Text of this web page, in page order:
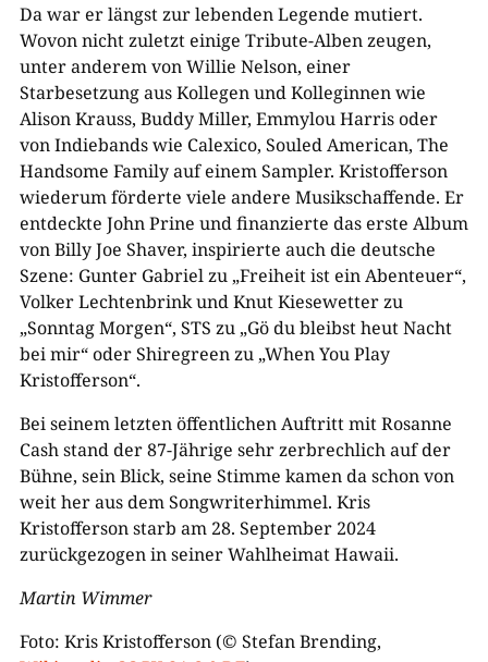
Da war er längst zur lebenden Legende mutiert.
Wovon nicht zuletzt einige Tribute-Alben zeugen,
unter anderem von Willie Nelson, einer
Starbesetzung aus Kollegen und Kolleginnen wie
Alison Krauss, Buddy Miller, Emmylou Harris oder
von Indiebands wie Calexico, Souled American, The
Handsome Family auf einem Sampler. Kristofferson
wiederum förderte viele andere Musikschaffende. Er
entdeckte John Prine und finanzierte das erste Album
von Billy Joe Shaver, inspirierte auch die deutsche
Szene: Gunter Gabriel zu „Freiheit ist ein Abenteuer“,
Volker Lechtenbrink und Knut Kiesewetter zu
„Sonntag Morgen“, STS zu „Gö du bleibst heut Nacht
bei mir“ oder Shiregreen zu „When You Play
Kristofferson“.
Bei seinem letzten öffentlichen Auftritt mit Rosanne
Cash stand der 87-Jährige sehr zerbrechlich auf der
Bühne, sein Blick, seine Stimme kamen da schon von
weit her aus dem Songwriterhimmel. Kris
Kristofferson starb am 28. September 2024
zurückgezogen in seiner Wahlheimat Hawaii.
Martin Wimmer
Foto: Kris Kristofferson (© Stefan Brending,